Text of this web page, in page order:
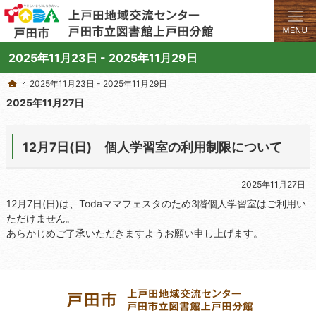
2025年11月23日 - 2025年11月29日
学びと交流のプラットフォーム。地域の講座や施設をご案内しています。
上戸田地域交流センターや戸田市立図書館上戸田分館の総合案内サイト
ホーム
2025年11月23日 - 2025年11月29日
2025年11月27日
12月7日(日) 個人学習室の利用制限について
2025年11月27日
12月7日(日)は、Todaママフェスタのため3階個人学習室はご利用い
ただけません。
あらかじめご了承いただきますようお願い申し上げます。
ホーム
2025年11月23日 - 2025年11月29日